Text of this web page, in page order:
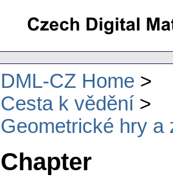
DML-CZ Home
Cesta k vědění
Geometrické hry a
Chapter